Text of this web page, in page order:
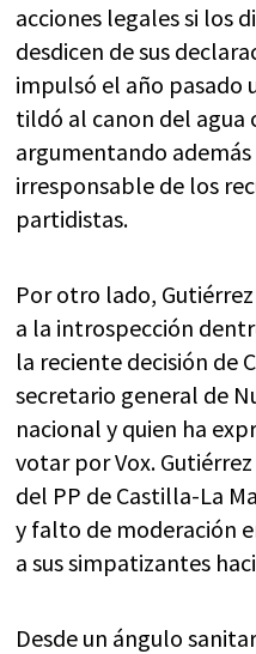
acciones legales si los
desdicen de sus
impulsó el año pasado
tildó al canon del agua
argumentando además
irresponsable de los
partidistas.
Por otro lado,
a la introspección
la reciente decisión de
secretario general de
nacional y quien ha
votar por Vox.
del PP de Castilla-La
y falto de moderación
a sus simpatizantes
Desde un ángulo